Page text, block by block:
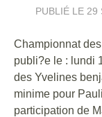
PUBLIÉ LE 29
Championnat
publi?e le : lundi
des Yvelines
minime pour
participation de